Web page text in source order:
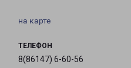
на карте
ТЕЛЕФОН
8(86147) 6-60-56